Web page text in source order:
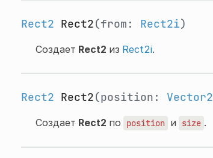
Rect2 Rect2(from: Rect2i)
Создает Rect2 из Rect2i.
Rect2 Rect2(position: Vector2
Создает Rect2 по position и size .